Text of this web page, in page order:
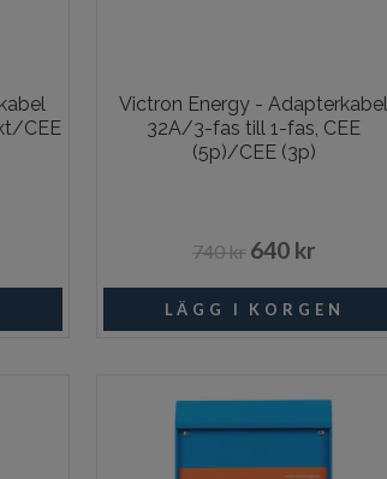
CEE
I lager
Victron Energy - Adapterkabel
32A/3-fas till 1-fas, CEE
(5p)/CEE (3p)
740 kr 640 kr